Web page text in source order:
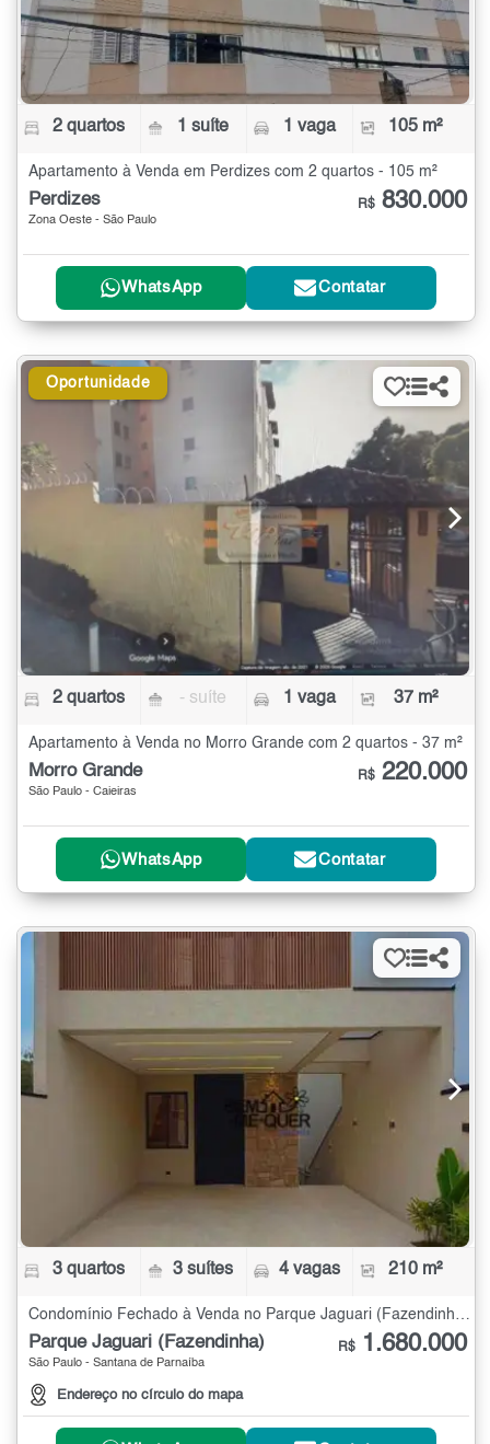
2 quartos 1 suíte 1 vaga 105 m²
Apartamento à Venda em Perdizes com 2 quartos - 105 m²
Perdizes
Zona Oeste - São Paulo
R$ 830.000
WhatsApp Contatar
Oportunidade
2 quartos - suíte 1 vaga 37 m²
Apartamento à Venda no Morro Grande com 2 quartos - 37 m²
Morro Grande
São Paulo - Caieiras
R$ 220.000
WhatsApp Contatar
3 quartos 3 suítes 4 vagas 210 m²
Condomínio Fechado à Venda no Parque Jaguari (Fazendinha) com 3 quartos - 210 m²
Parque Jaguari (Fazendinha)
São Paulo - Santana de Parnaíba
Endereço no círculo do mapa
R$ 1.680.000